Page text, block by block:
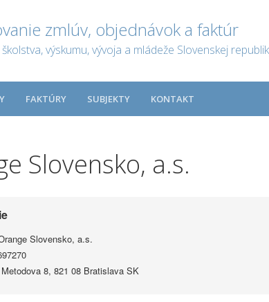
zmlúv, objednávok a faktúr
výskumu, vývoja a mládeže Slovenskej
FAKTÚRY SUBJEKTY KONTAKT
Slovensko, a.s.
Slovensko, a.s.
Metodova 8, 821 08 Bratislava SK